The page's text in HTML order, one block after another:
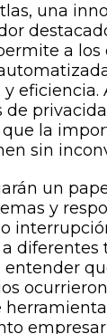
una
a
eficiencia.
la
sin
un
y
diferentes